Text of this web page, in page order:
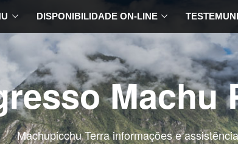
DISPONIBILIDADE ON-LINE
Machu
Machupicchu Terra informações e